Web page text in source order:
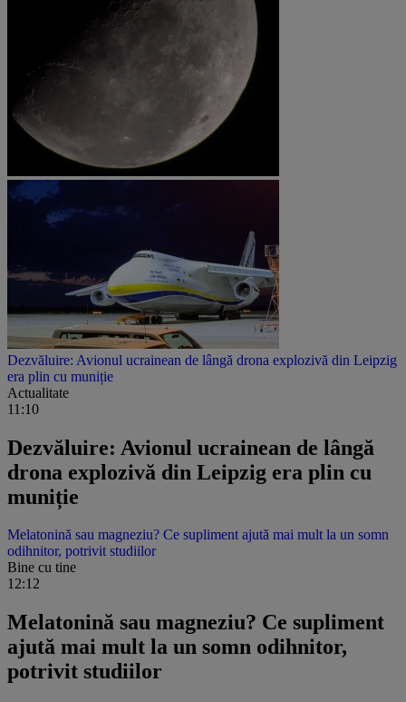
Dezvăluire: Avionul ucrainean de lângă drona explozivă din Leipzig
era plin cu muniție
Actualitate
11:10
Dezvăluire: Avionul ucrainean de lângă
drona explozivă din Leipzig era plin cu
muniție
Melatonină sau magneziu? Ce supliment ajută mai mult la un somn
odihnitor, potrivit studiilor
Bine cu tine
12:12
Melatonină sau magneziu? Ce supliment
ajută mai mult la un somn odihnitor,
potrivit studiilor